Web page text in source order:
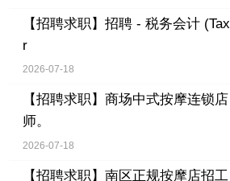
【招聘求职】 招聘 - 税务会计
r
2026-07-18
【招聘求职】 商场中式按摩连锁
师。
2026-07-18
【招聘求职】 南区正规按摩店招工